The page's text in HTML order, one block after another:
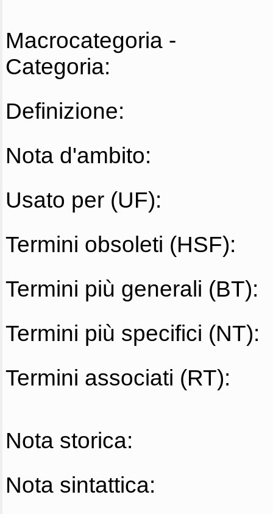
Macrocategoria -
Categoria:
Definizione:
Nota d'ambito:
Usato per (UF):
Termini obsoleti (HSF):
Termini più generali (BT):
Termini più specifici (NT):
Termini associati (RT):
Nota storica:
Nota sintattica: